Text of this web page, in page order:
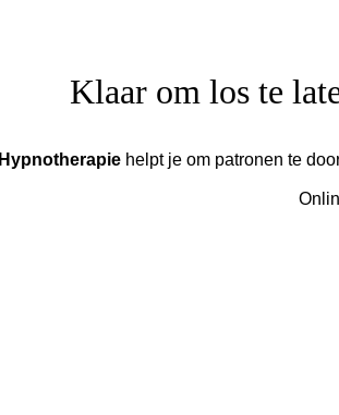
Klaar om los te
Hypnotherapie helpt je om patronen te